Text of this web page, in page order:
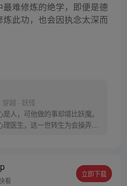
难修炼的绝学，即便是德
此功，也会因执念太深而
穿越 · 妖怪
是人，可他做的事却堪比妖魔。
理医生，这一世转生为会操弄术
了他也要问一句：食人心魔何处
食人，也食人心。
看
立即下载